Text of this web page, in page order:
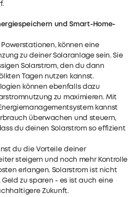
und Smart-Home-
Powerstationen, können eine
zu deiner Solaranlage sein. Sie
Solarstrom, den du dann
Tagen nutzen kannst.
können ebenfalls dazu
zu maximieren. Mit
kannst
überwachen und steuern,
du deinen Solarstrom so effizient
du die Vorteile deiner
steigern und noch mehr Kontrolle
erlangen. Solarstrom ist nicht
zu sparen - es ist auch eine
Zukunft.